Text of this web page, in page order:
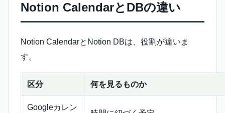
Notion CalendarとDBの違い
Notion CalendarとNotion DBは、役割が違いま
す。
区分 何を見るものか
Googleカレン